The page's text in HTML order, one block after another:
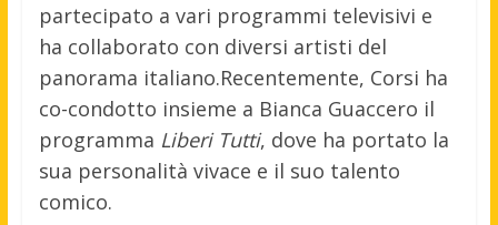
partecipato a vari programmi televisivi e
ha collaborato con diversi artisti del
panorama italiano.Recentemente, Corsi ha
co-condotto insieme a Bianca Guaccero il
programma Liberi Tutti, dove ha portato la
sua personalità vivace e il suo talento
comico.